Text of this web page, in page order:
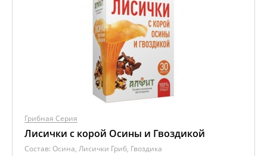
Грибная Серия
Лисички с корой Осины и Гвоздикой
Состав: Осина, Лисички Гриб, Гвоздика